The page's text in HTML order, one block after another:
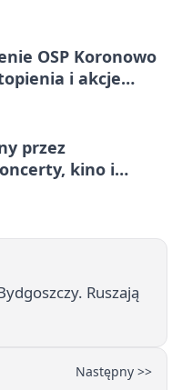
OSP Koronowo
i akcje
przez
kino i
Ruszają
Następny >>